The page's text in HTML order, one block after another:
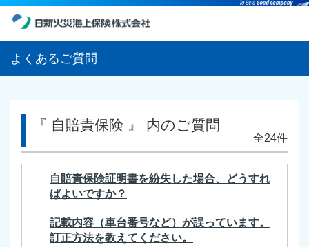
よくあるご質問
『 自賠責保険 』 内のご質問
全24件
自賠責保険証明書を紛失した場合、どうすれ
ばよいですか？
記載内容（車台番号など）が誤っています。
訂正方法を教えてください。